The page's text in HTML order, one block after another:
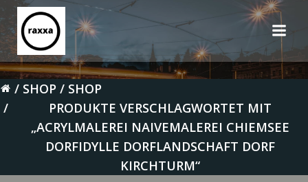
Inhalt
SHOP
SHOP
PRODUKTE VERSCHLAGWORTET MIT
„ACRYLMALEREI NAIVEMALEREI CHIEMSEE
DORFIDYLLE DORFLANDSCHAFT DORF
KIRCHTURM“